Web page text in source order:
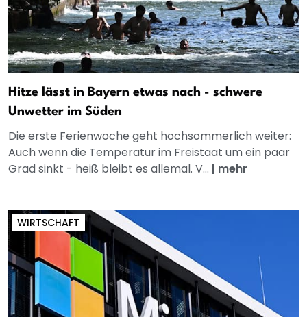
Hitze lässt in Bayern etwas nach - schwere
Unwetter im Süden
Die erste Ferienwoche geht hochsommerlich weiter:
Auch wenn die Temperatur im Freistaat um ein paar
Grad sinkt - heiß bleibt es allemal. V... | mehr
WIRTSCHAFT